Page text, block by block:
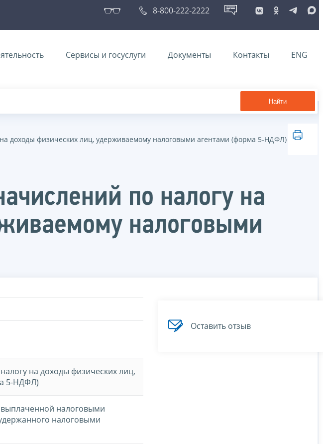
8-800-222-2222
Сервисы и госуслуги Документы Контакты ENG
Найти
доходы физических лиц, удерживаемому налоговыми агентами (форма 5-НДФЛ)
по налогу на
налоговыми
на доходы физических лиц,
5-НДФЛ)
налоговыми
налоговыми
Оставить отзыв